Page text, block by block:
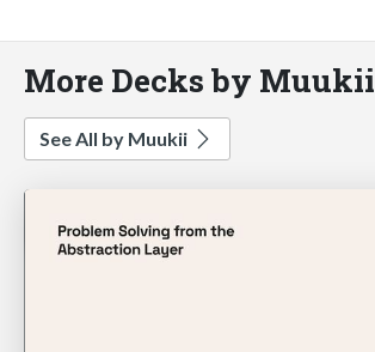
More Decks by Muukii
See All by Muukii